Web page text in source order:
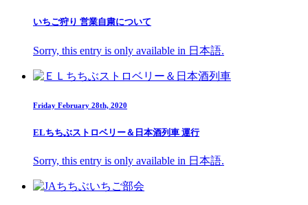
いちご狩り 営業自粛について
Sorry, this entry is only available in 日本語.
Friday February 28th, 2020
ELちちぶストロベリー＆日本酒列車 運行
Sorry, this entry is only available in 日本語.